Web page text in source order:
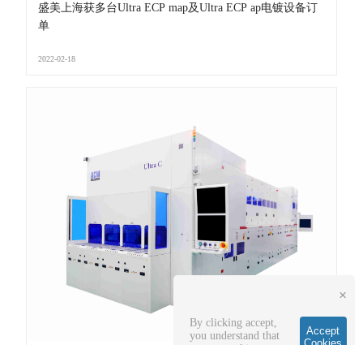
×
By clicking accept,
you understand that
Accept
盛美上海获多台Ultra ECP map及Ultra ECP ap电镀设备订
单
2022-02-18